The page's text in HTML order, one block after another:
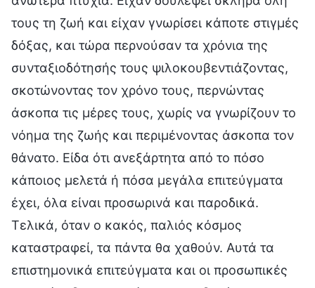
τους τη ζωή και είχαν γνωρίσει κάποτε στιγμές
δόξας, και τώρα περνούσαν τα χρόνια της
συνταξιοδότησής τους ψιλοκουβεντιάζοντας,
σκοτώνοντας τον χρόνο τους, περνώντας
άσκοπα τις μέρες τους, χωρίς να γνωρίζουν το
νόημα της ζωής και περιμένοντας άσκοπα τον
θάνατο. Είδα ότι ανεξάρτητα από το πόσο
κάποιος μελετά ή πόσα μεγάλα επιτεύγματα
έχει, όλα είναι προσωρινά και παροδικά.
Τελικά, όταν ο κακός, παλιός κόσμος
καταστραφεί, τα πάντα θα χαθούν. Αυτά τα
επιστημονικά επιτεύγματα και οι προσωπικές